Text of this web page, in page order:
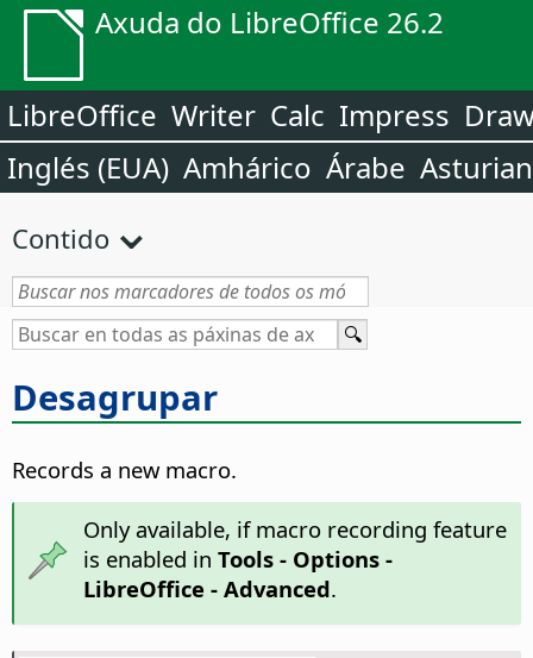
Axuda do LibreOffice 26.2
LibreOffice Writer Calc Impress
Inglés (EUA) Amhárico Árabe
Contido
Desagrupar
Records a new macro.
Only available, if macro recording feature
is enabled in Tools - Options-
LibreOffice - Advanced.